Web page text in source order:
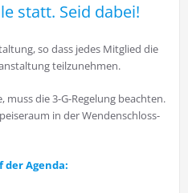
statt. Seid dabei!
so dass jedes Mitglied die
teilzunehmen.
die 3-G-Regelung beachten.
in der Wendenschloss-
der Agenda: